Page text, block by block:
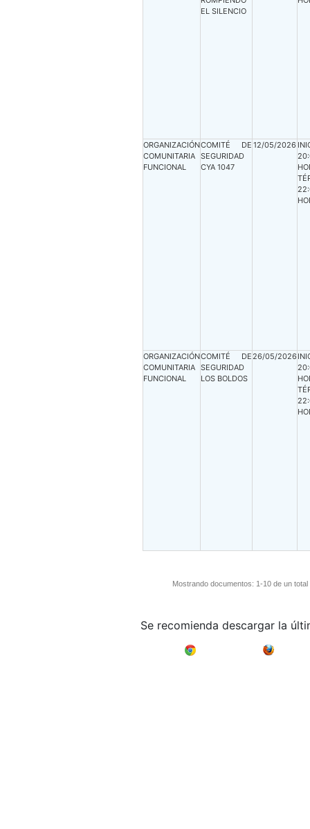
EL SILENCIO
ORGANIZACIÓN
COMUNITARIA
FUNCIONAL
COMITÉ DE
SEGURIDAD
CYA 1047
12/05/2026
ORGANIZACIÓN
COMUNITARIA
FUNCIONAL
COMITÉ DE
SEGURIDAD
LOS BOLDOS
26/05/2026
Mostrando documentos: 1-10 de un total
Se recomienda descargar la